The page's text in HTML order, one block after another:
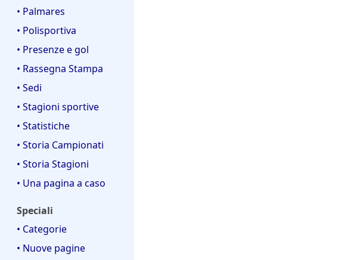
• Palmares
• Polisportiva
• Presenze e gol
• Rassegna Stampa
• Sedi
• Stagioni sportive
• Statistiche
• Storia Campionati
• Storia Stagioni
• Una pagina a caso
Speciali
• Categorie
• Nuove pagine